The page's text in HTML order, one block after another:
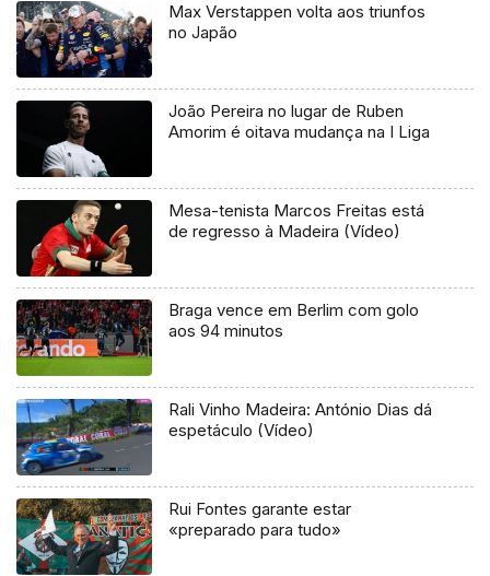
Max Verstappen volta aos triunfos
no Japão
João Pereira no lugar de Ruben
Amorim é oitava mudança na I Liga
Mesa-tenista Marcos Freitas está
de regresso à Madeira (Vídeo)
Braga vence em Berlim com golo
aos 94 minutos
Rali Vinho Madeira: António Dias dá
espetáculo (Vídeo)
Rui Fontes garante estar
«preparado para tudo»